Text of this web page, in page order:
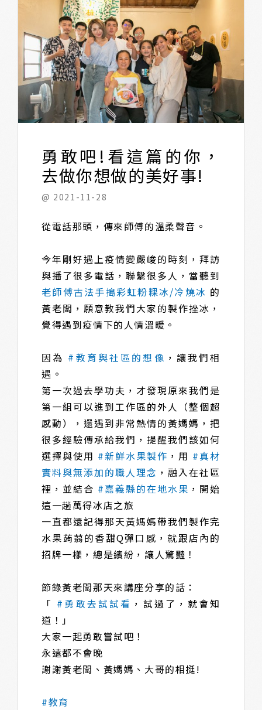
勇敢吧!看這篇的你，
去做你想做的美好事!
@ 2021-11-28
從電話那頭，傳來師傅的溫柔聲音。
今年剛好遇上疫情變嚴峻的時刻，拜訪
與播了很多電話，聯繫很多人，當聽到
老師傅古法手搗彩虹粉粿冰/冷燒冰 的
黃老闆，願意教我們大家的製作挫冰，
覺得遇到疫情下的人情溫暖。
因為 #教育與社區的想像 ，讓我們相
遇。
第一次過去學功夫，才發現原來我們是
第一組可以進到工作區的外人（整個超
感動），還遇到非常熱情的黃媽媽，把
很多經驗傳承給我們，提醒我們該如何
選擇與使用 #新鮮水果製作 ，用 #真材
實料與無添加的職人理念 ，融入在社區
裡，並結合 #嘉義縣的在地水果 ，開始
這一趟萬得冰店之旅
一直都還記得那天黃媽媽帶我們製作完
水果蒟蒻的香甜Q彈口感，就跟店內的
招牌一樣，總是繽紛，讓人驚豔！
節錄黃老闆那天來講座分享的話：
「 #勇敢去試試看 ，試過了，就會知
道！」
大家一起勇敢嘗試吧！
永遠都不會晚
謝謝黃老闆、黃媽媽、大哥的相挺!
#教育